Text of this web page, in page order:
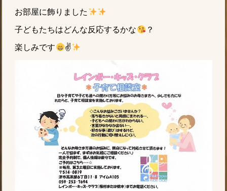
お部屋に飾りました
子どもたちはどんな反応するかな ？
楽しみです ✌